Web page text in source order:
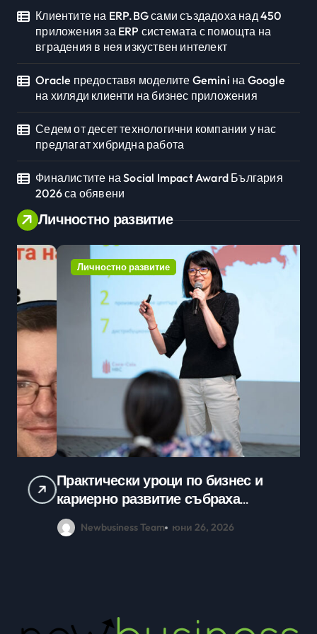
Клиентите на ERP.BG сами създадоха над 450
приложения за ERP системата с помощта на
вградения в нея изкуствен интелект
Oracle предоставя моделите Gemini на Google
на хиляди клиенти на бизнес приложения
Седем от десет технологични компании у нас
предлагат хибридна работа
Финалистите на Social Impact Award България
2026 са обявени
Личностно развитие
Личностно развитие
Практически уроци по бизнес и
кариерно развитие събраха
млади хора на SOFIA UP
Newbusiness Team юни 26, 2026